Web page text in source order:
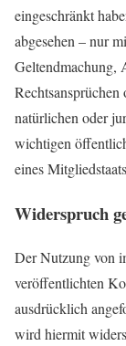
eingeschränkt
abgesehen – nur
Geltendmachung,
Rechtsansprüchen
natürlichen oder
wichtigen
eines
Widerspruch
Der Nutzung von
veröffentlichten
ausdrücklich
wird hiermit